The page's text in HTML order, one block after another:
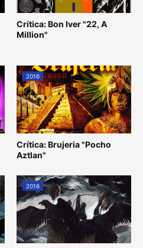
Crítica: Bon Iver "22, A
Million"
2016
Crítica: Brujeria "Pocho
Aztlan"
2016